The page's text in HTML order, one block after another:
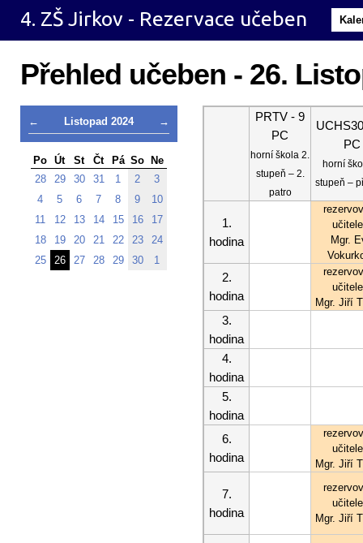
4. ZŠ Jirkov - Rezervace učeben
Přehled učeben - 26.
← Listopad 2024 →
Po Út St Čt Pá So
Ne
28
29 30 31 1 2
3
4
5 6 7 8 9
10
11
12 13 14 15 16
17
18
19 20 21 22 23
24
25
26 27 28 29 30 1
PRTV - 9
PC
horní škola 2.
stupeň – 2.
patro
PC
horní
stupeň –
1.
hodina
Mgr.
2.
hodina
Mgr. Jiří
3.
hodina
4.
hodina
5.
hodina
6.
hodina
Mgr. Jiří
7.
hodina
Mgr. Jiří